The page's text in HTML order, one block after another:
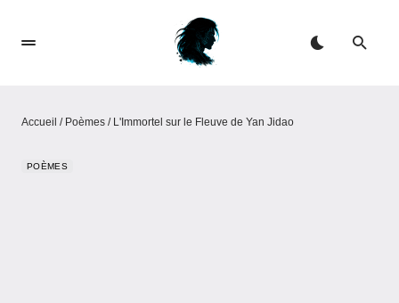
Accueil / Poèmes / L'Immortel sur le Fleuve de Yan Jidao
POÈMES